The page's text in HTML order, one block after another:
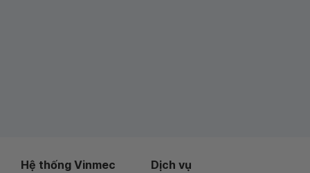
Hệ thống Vinmec Dịch vụ